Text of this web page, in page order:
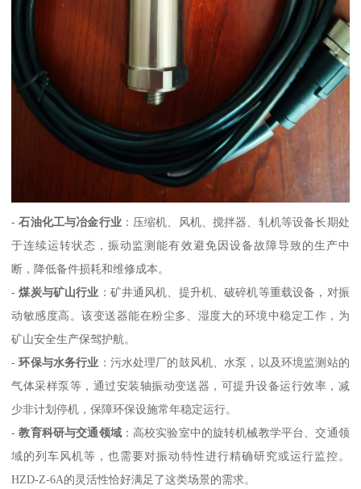
-石油化工与冶金行业：压缩机、风机、搅拌器、轧机等设备长期处
于连续运转状态，振动监测能有效避免因设备故障导致的生产中
断，降低备件损耗和维修成本。
-煤炭与矿山行业 ：矿井通风机、提升机、破碎机等重载设备，对振
动敏感度高。该变送器能在粉尘多、湿度大的环境中稳定工作，为
矿山安全生产保驾护航。
-环保与水务行业 ：污水处理厂的鼓风机、水泵，以及环境监测站的
气体采样泵等，通过安装轴振动变送器，可提升设备运行效率，减
少非计划停机，保障环保设施常年稳定运行。
-教育科研与交通领域：高校实验室中的旋转机械教学平台、交通领
域的列车风机等，也需要对振动特性进行精确研究或运行监控。
HZD-Z-6A的灵活性恰好满足了这类场景的需求。